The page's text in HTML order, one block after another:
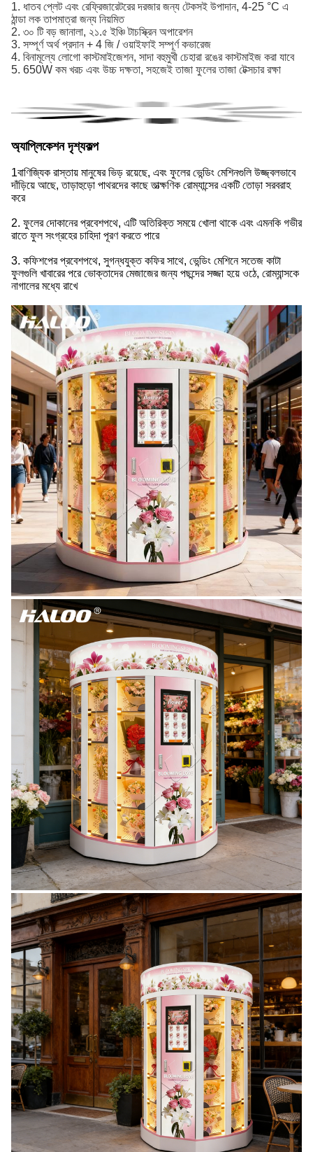
1. ধাতব প্লেট এবং রেফ্রিজারেটরের দরজার জন্য টেকসই উপাদান, 4-25 °C এ
ঠান্ডা লক তাপমাত্রা জন্য নিয়মিত
2. ৩০ টি বড় জানালা, ২১.৫ ইঞ্চি টাচস্ক্রিন অপারেশন
3. সম্পূর্ণ অর্থ প্রদান + 4 জি / ওয়াইফাই সম্পূর্ণ কভারেজ
4. বিনামূল্যে লোগো কাস্টমাইজেশন, সাদা বহুমুখী চেহারা রঙের কাস্টমাইজ করা যাবে
5. 650W কম খরচ এবং উচ্চ দক্ষতা, সহজেই তাজা ফুলের তাজা টেক্সচার রক্ষা
অ্যাপ্লিকেশন দৃশ্যকল্প
1বাণিজ্যিক রাস্তায় মানুষের ভিড় রয়েছে, এবং ফুলের ভেন্ডিং মেশিনগুলি উজ্জ্বলভাবে
দাঁড়িয়ে আছে, তাড়াহুড়ো পাথরদের কাছে তাত্ক্ষণিক রোম্যান্সের একটি তোড়া সরবরাহ
করে
2. ফুলের দোকানের প্রবেশপথে, এটি অতিরিক্ত সময়ে খোলা থাকে এবং এমনকি গভীর
রাতে ফুল সংগ্রহের চাহিদা পূরণ করতে পারে
3. কফিশপের প্রবেশপথে, সুগন্ধযুক্ত কফির সাথে, ভেন্ডিং মেশিনে সতেজ কাটা
ফুলগুলি খাবারের পরে ভোক্তাদের মেজাজের জন্য পছন্দের সজ্জা হয়ে ওঠে, রোম্যান্সকে
নাগালের মধ্যে রাখে